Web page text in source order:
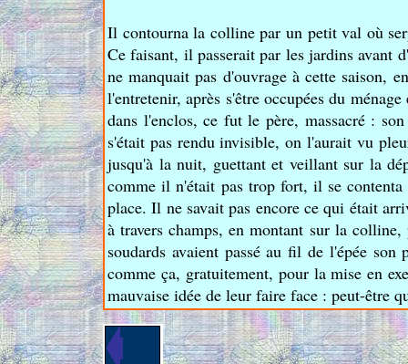
Il contourna la colline par un petit val où
Ce faisant, il passerait par les jardins avant
ne manquait pas d'ouvrage à cette saison,
l'entretenir, après s'être occupées du
dans l'enclos, ce fut le père, massacré :
s'était pas rendu invisible, on l'aurait vu
jusqu'à la nuit, guettant et veillant sur la
comme il n'était pas trop fort, il se
place. Il ne savait pas encore ce qui était
à travers champs, en montant sur la
soudards avaient passé au fil de l'épée
comme ça, gratuitement, pour la mise en
mauvaise idée de leur faire face : peut-